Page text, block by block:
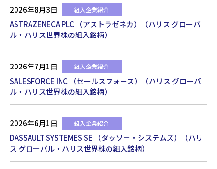
2026年8月3日 組入企業紹介
ASTRAZENECA PLC （アストラゼネカ）（ハリス グローバ
ル・ハリス世界株の組入銘柄）
2026年7月1日 組入企業紹介
SALESFORCE INC （セールスフォース）（ハリス グローバ
ル・ハリス世界株の組入銘柄）
2026年6月1日 組入企業紹介
DASSAULT SYSTEMES SE （ダッソー・システムズ）（ハリ
ス グローバル・ハリス世界株の組入銘柄）